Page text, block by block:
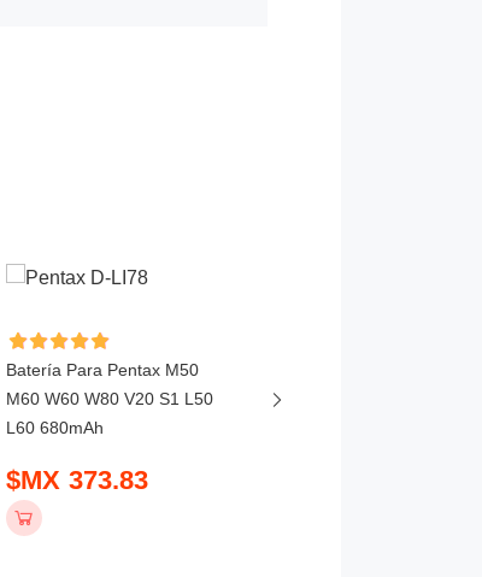
Batería Para Pentax M50
M60 W60 W80 V20 S1 L50
L60 680mAh
$MX 373.83